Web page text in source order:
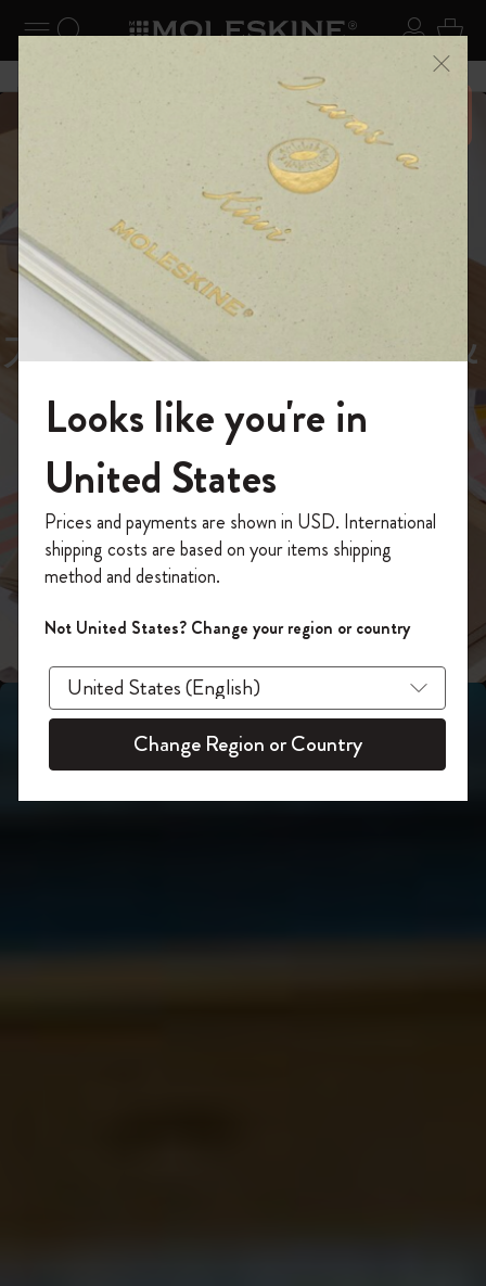
ナビゲーションの切替 ログ
検索 (キーワードなど) カ
6,500円以上のご購入で送料無料 メニ
ーを閉じる
あるページから始まる物語
Reframe
Sunglasses（リフレー
ム サングラス）
スライド表示0
スライド表示1
スライド表示2
スライド表示3
スライド表示4
スライド表示5
モレスキンの世界へようこそ
「WELCOME10」を入力すると、初回注
文が10%オフ＋送料無料になります。セ
ール・アウトレット品は適用外。
Moleskineアカウントを作成して限定オフ
ァーや会員特典、さらに多くのインスピ
レーションを手に入れましょう。
今すぐ会員登録 !
Looks like you're in
United States
Prices and payments are shown in USD. International
shipping costs are based on your items shipping
method and destination.
Not United States? Change your region or country
Change Region or Country